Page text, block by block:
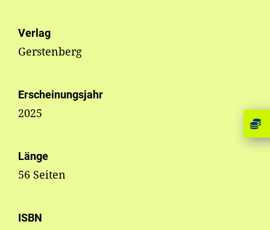
Verlag
Gerstenberg
Erscheinungsjahr
2025
Länge
56 Seiten
ISBN